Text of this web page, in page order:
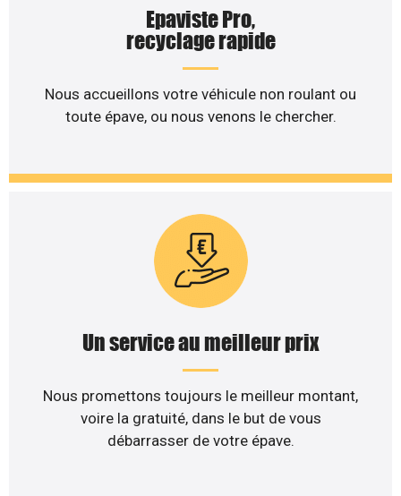
Epaviste Pro,
recyclage rapide
Nous accueillons votre véhicule non roulant ou
toute épave, ou nous venons le chercher.
Un service au meilleur prix
Nous promettons toujours le meilleur montant,
voire la gratuité, dans le but de vous
débarrasser de votre épave.